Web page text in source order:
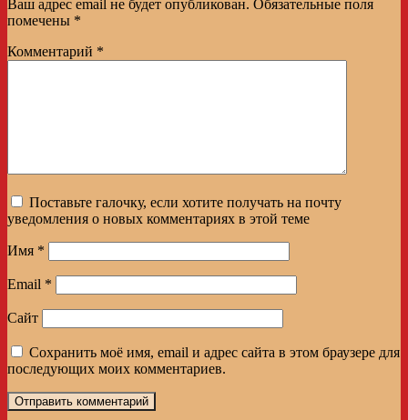
Ваш адрес email не будет опубликован. Обязательные поля
помечены *
Комментарий *
Поставьте галочку, если хотите получать на почту
уведомления о новых комментариях в этой теме
Имя *
Email *
Сайт
Сохранить моё имя, email и адрес сайта в этом браузере для
последующих моих комментариев.